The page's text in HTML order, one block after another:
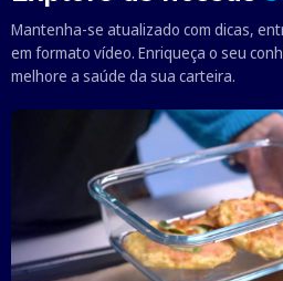
Mantenha-se atualizado com dicas,
em formato vídeo. Enriqueça o seu
melhore a saúde da sua carteira.